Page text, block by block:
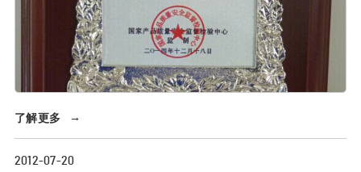
了解更多 →
2012-07-20